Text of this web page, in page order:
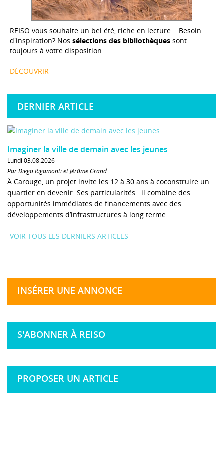
REISO vous souhaite un bel été, riche en lecture... Besoin
d'inspiration? Nos sélections des bibliothèques sont
toujours à votre disposition.
DÉCOUVRIR
DERNIER ARTICLE
Imaginer la ville de demain avec les jeunes
Lundi 03.08.2026
Par Diego Rigamonti et Jérôme Grand
À Carouge, un projet invite les 12 à 30 ans à coconstruire un
quartier en devenir. Ses particularités : il combine des
opportunités immédiates de financements avec des
développements d’infrastructures à long terme.
VOIR TOUS LES DERNIERS ARTICLES
INSÉRER UNE ANNONCE
S'ABONNER À REISO
PROPOSER UN ARTICLE